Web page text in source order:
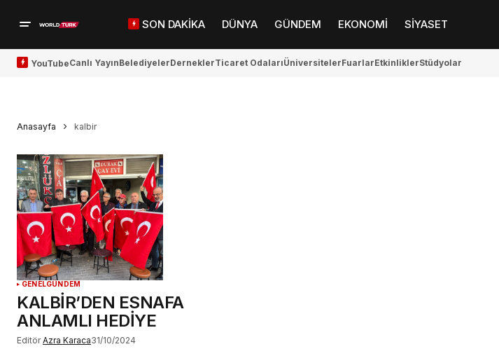
SON DAKİKA DÜNYA GÜNDEM EKONOMİ SİYASET
YouTubeCanlı YayınBelediyelerDerneklerTicaret OdalarıÜniversitelerFuarlarEtkinliklerStüdyolar
Anasayfa kalbir
GENELGÜNDEM
KALBİR’DEN ESNAFA
ANLAMLI HEDİYE
Editör Azra Karaca31/10/2024